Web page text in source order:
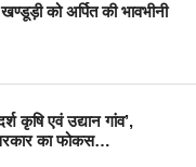
को अर्पित की भावभीनी
कृषि एवं उद्यान गांव’,
का फोकस…